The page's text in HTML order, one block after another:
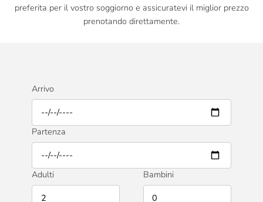
preferita per il vostro soggiorno e assicuratevi il miglior prezzo
prenotando direttamente.
Arrivo
Partenza
Adulti Bambini